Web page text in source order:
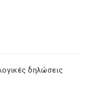
δηλώσεις